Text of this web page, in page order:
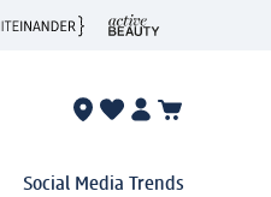
Social Media Trends